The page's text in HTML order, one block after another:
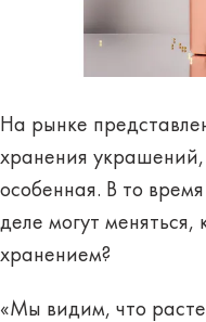
На рынке
хранения
особенная. В то
деле могут меняться,
хранением?
«Мы видим, что